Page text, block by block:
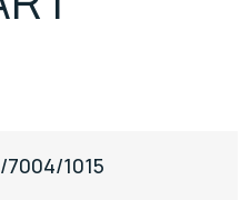
7004/1015